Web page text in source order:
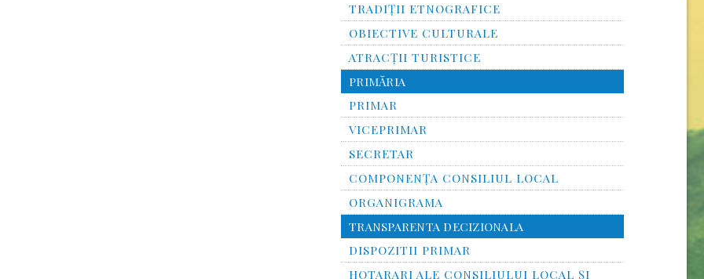
TRADIȚII ETNOGRAFICE
OBIECTIVE CULTURALE
ATRACȚII TURISTICE
PRIMĂRIA
PRIMAR
VICEPRIMAR
SECRETAR
COMPONENȚA CONSILIUL LOCAL
ORGANIGRAMA
TRANSPARENTA DECIZIONALA
DISPOZITII PRIMAR
HOTARARI ALE CONSILIULUI LOCAL ȘI